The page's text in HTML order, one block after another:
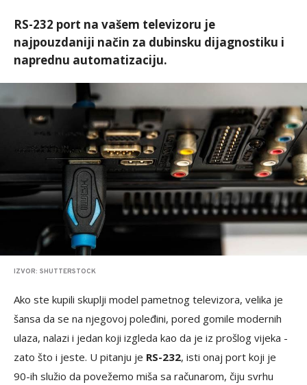
RS-232 port na vašem televizoru je
najpouzdaniji način za dubinsku dijagnostiku i
naprednu automatizaciju.
IZVOR: SHUTTERSTOCK
Ako ste kupili skuplji model pametnog televizora, velika je
šansa da se na njegovoj poleđini, pored gomile modernih
ulaza, nalazi i jedan koji izgleda kao da je iz prošlog vijeka -
zato što i jeste. U pitanju je RS-232, isti onaj port koji je
90-ih služio da povežemo miša sa računarom, čiju svrhu